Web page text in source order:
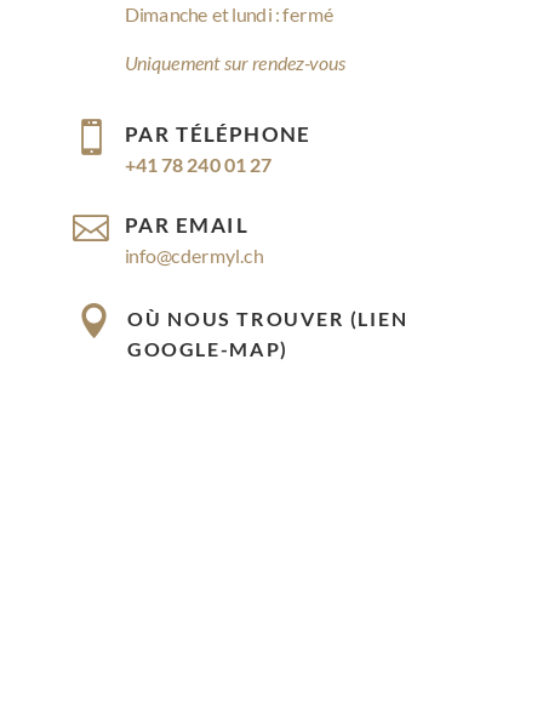
Dimanche et lundi : fermé
Uniquement sur rendez-vous
 PAR TÉLÉPHONE
+41 78 240 01 27
 PAR EMAIL
info@cdermyl.ch
 OÙ NOUS TROUVER (LIEN
GOOGLE-MAP)